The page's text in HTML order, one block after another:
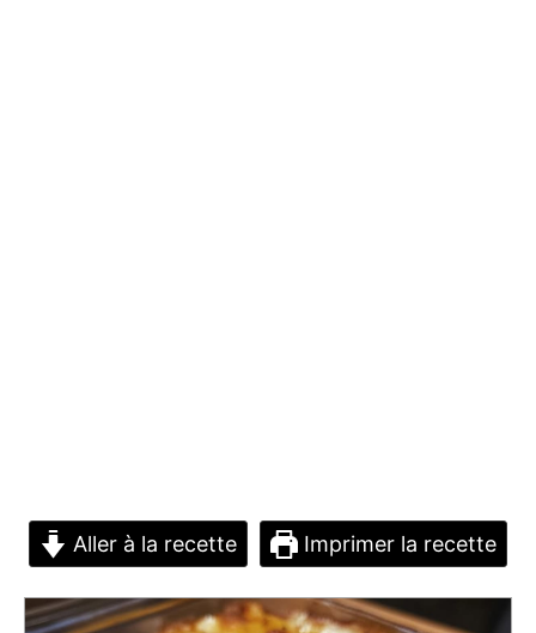
Aller à la recette Imprimer la recette